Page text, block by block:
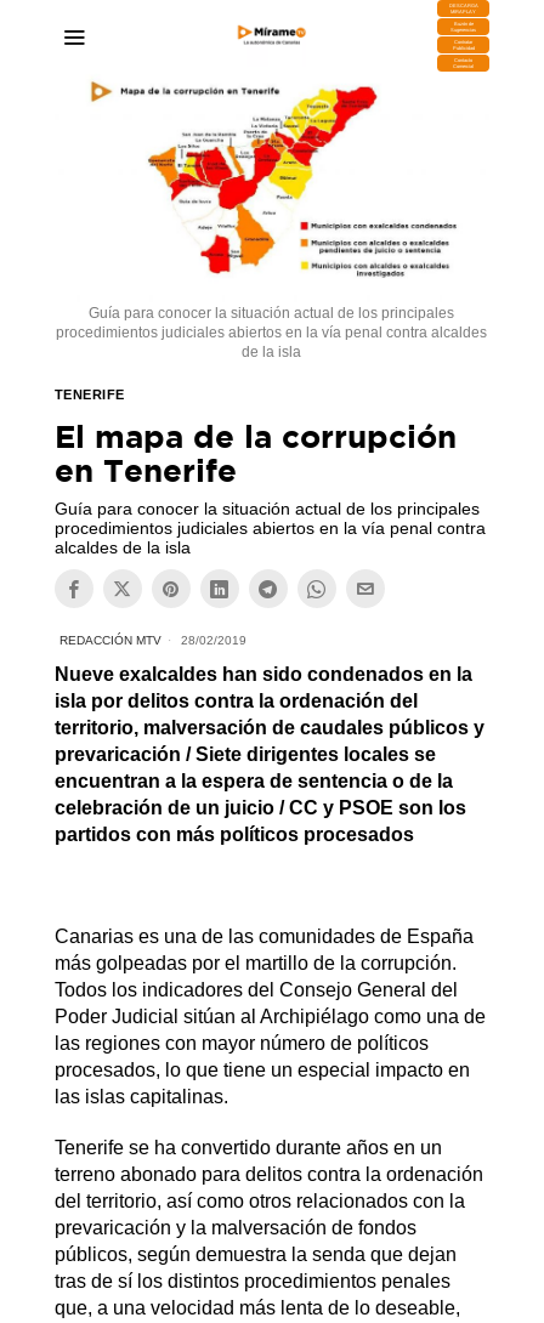
DESCARGA
MIRAPLAY
Buzón de
Sugerencias
Contratar
Publicidad
Contacto
Comercial
Guía para conocer la situación actual de los principales
procedimientos judiciales abiertos en la vía penal contra alcaldes
de la isla
TENERIFE
El mapa de la corrupción
en Tenerife
Guía para conocer la situación actual de los principales
procedimientos judiciales abiertos en la vía penal contra
alcaldes de la isla
REDACCIÓN MTV 28/02/2019
Nueve exalcaldes han sido condenados en la
isla por delitos contra la ordenación del
territorio, malversación de caudales públicos y
prevaricación / Siete dirigentes locales se
encuentran a la espera de sentencia o de la
celebración de un juicio / CC y PSOE son los
partidos con más políticos procesados
Canarias es una de las comunidades de España
más golpeadas por el martillo de la corrupción.
Todos los indicadores del Consejo General del
Poder Judicial sitúan al Archipiélago como una de
las regiones con mayor número de políticos
procesados, lo que tiene un especial impacto en
las islas capitalinas.
Tenerife se ha convertido durante años en un
terreno abonado para delitos contra la ordenación
del territorio, así como otros relacionados con la
prevaricación y la malversación de fondos
públicos, según demuestra la senda que dejan
tras de sí los distintos procedimientos penales
que, a una velocidad más lenta de lo deseable,